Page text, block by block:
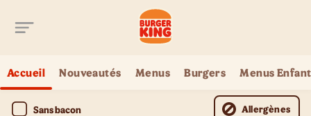
Accueil Nouveautés Menus Burgers Menus
Sans bacon Allergènes